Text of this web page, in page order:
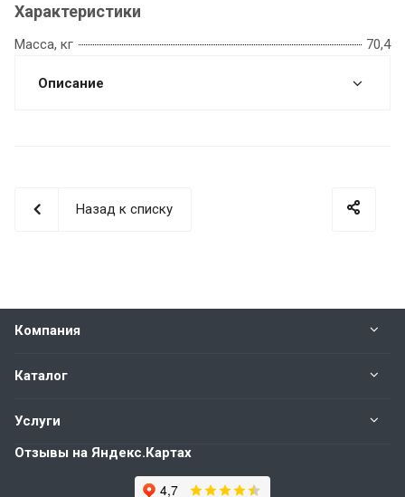
Характеристики
Масса, кг 70,4
Описание
Назад к списку
Компания
Каталог
Услуги
Отзывы на Яндекс.Картах